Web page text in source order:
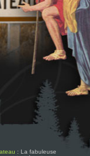
: La fabuleuse